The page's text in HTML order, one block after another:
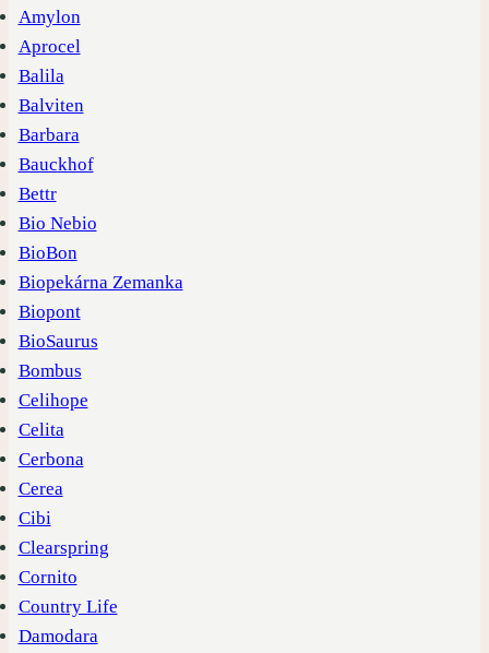
Amylon
Aprocel
Balila
Balviten
Barbara
Bauckhof
Bettr
Bio Nebio
BioBon
Biopekárna Zemanka
Biopont
BioSaurus
Bombus
Celihope
Celita
Cerbona
Cerea
Cibi
Clearspring
Cornito
Country Life
Damodara